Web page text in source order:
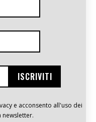
e acconsento all'uso dei
newsletter.